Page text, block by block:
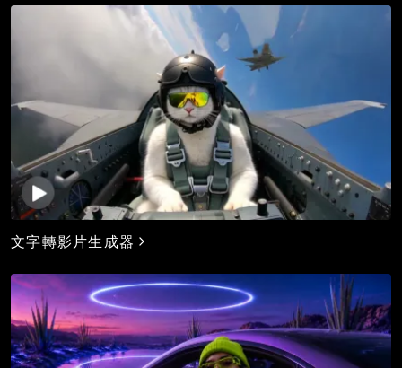
文字轉影片生成器